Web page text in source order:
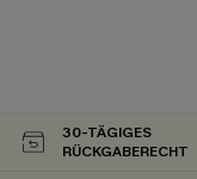
30-TÄGIGES
RÜCKGABERECHT